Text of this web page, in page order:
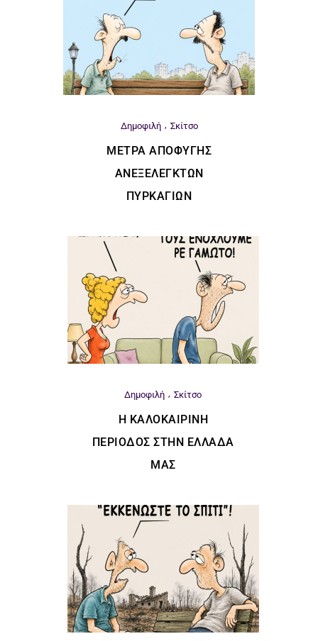
Δημοφιλή Σκίτσο
ΜΈΤΡΑ ΑΠΟΦΥΓΉΣ
ΑΝΕΞΈΛΕΓΚΤΩΝ
ΠΥΡΚΑΓΙΏΝ
Δημοφιλή Σκίτσο
Η ΚΑΛΟΚΑΙΡΙΝΉ
ΠΕΡΊΟΔΟΣ ΣΤΗΝ ΕΛΛΆΔΑ
ΜΑΣ